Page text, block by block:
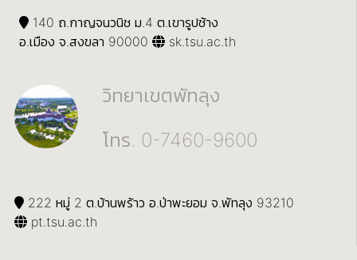
140 ถ.กาญจนวนิช ม.4 ต.เขารูปช้าง
อ.เมือง จ.สงขลา 90000
sk.tsu.ac.th
วิทยาเขตพัทลุง
โทร. 0-7460-9600
222 หมู่ 2 ต.บ้านพร้าว อ.ป่าพะยอม จ.พัทลุง 93210
pt.tsu.ac.th